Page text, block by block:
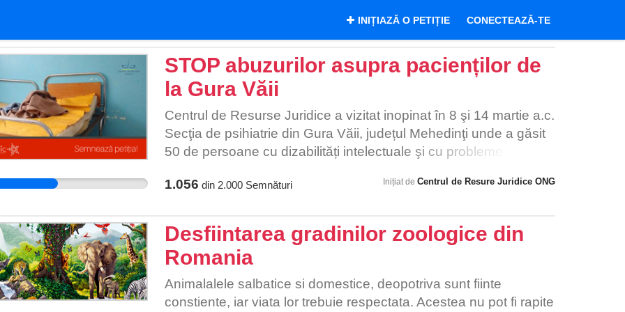
INIȚIAZĂ O PETIȚIE CONECTEAZĂ-TE
STOP abuzurilor asupra pacienților de
la Gura Văii
Centrul de Resurse Juridice a vizitat inopinat în 8 şi 14 martie a.c.
Secţia de psihiatrie din Gura Văii, județul Mehedinţi unde a găsit
50 de persoane cu dizabilități intelectuale şi cu probleme de
elementare condiţii de viaţă şi de tratament. Centrul de Resurse
Judeţean de Urgenţă Drobeta-Turnu Severin, Consiliului
Judeţean şi Direcţiei Generale de Asistenţă Socială şi Protecţie a
Copilului Mehedinţi (DGASPC), solicitându-le intervenţia de
urgenţă pentru asigurarea accesului la servicii adecvate în
comunitate. CRJ a mai sesizat aceste aspecte şi în anul 2009,
1.056 din 2.000Semnături Inițiat de Centrul de Resure Juridice ONG
Desfiintarea gradinilor zoologice din
Romania
Animalalele salbatice si domestice, deopotriva sunt fiinte
constiente, iar viata lor trebuie respectata. Acestea nu pot fi rapite